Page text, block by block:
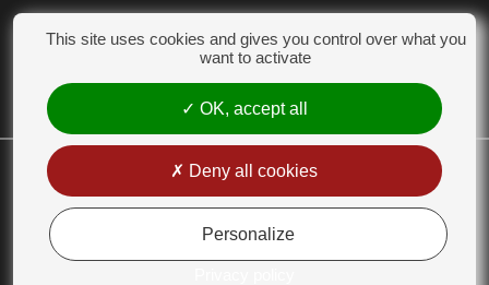
CATÉGORIES
MON COMPTE
CHAMPION ACCESSOIRES
18 Chemin des Bas Jardins 51530 DIZY - Tél. : 03 26 55 99 63 - E-mail :
contact@champion-accessoires.com
MENTIONS LÉGALES
This site uses cookies and gives you control over what you
want to activate
OK, accept all
Deny all cookies
Personalize